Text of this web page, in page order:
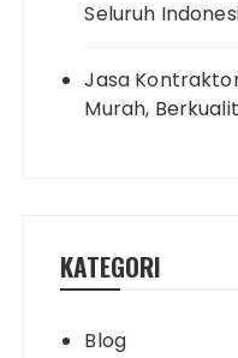
Seluruh
Jasa
Murah,
KATEGORI
Blog